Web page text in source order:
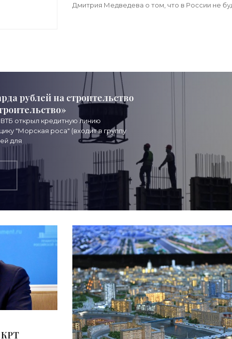
Дмитрия Медведева о том, что в России не
рублей на строительство
открыл кредитную линию
"Морская роса" (входит в группу
для
КРТ